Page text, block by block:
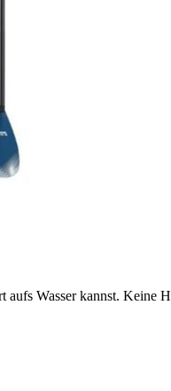
Wasser kannst.